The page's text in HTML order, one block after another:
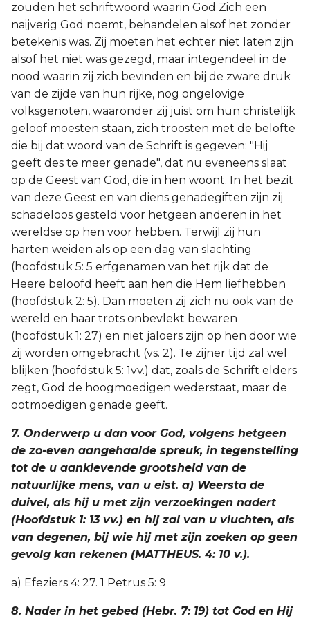
zouden het schriftwoord waarin God Zich een
naijverig God noemt, behandelen alsof het zonder
betekenis was. Zij moeten het echter niet laten zijn
alsof het niet was gezegd, maar integendeel in de
nood waarin zij zich bevinden en bij de zware druk
van de zijde van hun rijke, nog ongelovige
volksgenoten, waaronder zij juist om hun christelijk
geloof moesten staan, zich troosten met de belofte
die bij dat woord van de Schrift is gegeven: "Hij
geeft des te meer genade", dat nu eveneens slaat
op de Geest van God, die in hen woont. In het bezit
van deze Geest en van diens genadegiften zijn zij
schadeloos gesteld voor hetgeen anderen in het
wereldse op hen voor hebben. Terwijl zij hun
harten weiden als op een dag van slachting
(hoofdstuk 5: 5 erfgenamen van het rijk dat de
Heere beloofd heeft aan hen die Hem liefhebben
(hoofdstuk 2: 5). Dan moeten zij zich nu ook van de
wereld en haar trots onbevlekt bewaren
(hoofdstuk 1: 27) en niet jaloers zijn op hen door wie
zij worden omgebracht (vs. 2). Te zijner tijd zal wel
blijken (hoofdstuk 5: 1vv.) dat, zoals de Schrift elders
zegt, God de hoogmoedigen wederstaat, maar de
ootmoedigen genade geeft.
7. Onderwerp u dan voor God, volgens hetgeen
de zo-even aangehaalde spreuk, in tegenstelling
tot de u aanklevende grootsheid van de
natuurlijke mens, van u eist. a) Weersta de
duivel, als hij u met zijn verzoekingen nadert
(Hoofdstuk 1: 13 vv.) en hij zal van u vluchten, als
van degenen, bij wie hij met zijn zoeken op geen
gevolg kan rekenen (MATTHEUS. 4: 10 v.).
a) Efeziers 4: 27. 1 Petrus 5: 9
8. Nader in het gebed (Hebr. 7: 19) tot God en Hij